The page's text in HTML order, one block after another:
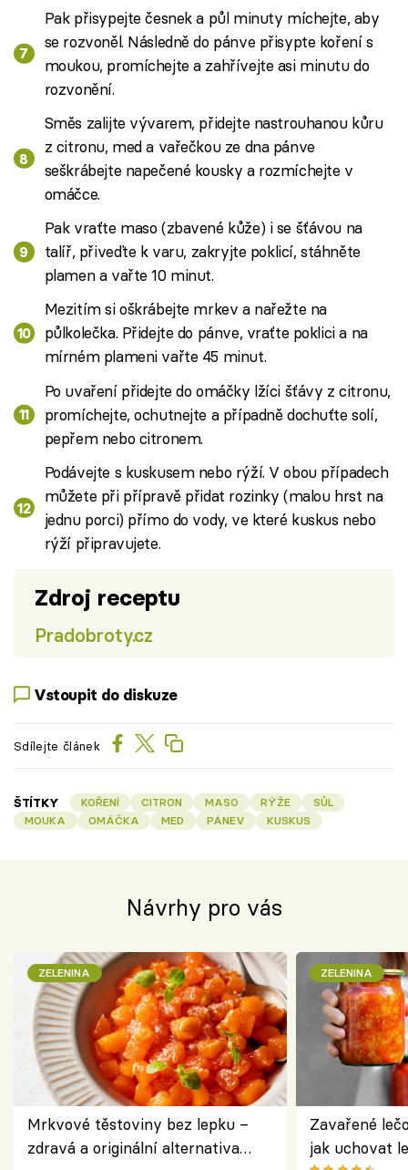
Pak přisypejte česnek a půl minuty míchejte, aby
se rozvoněl. Následně do pánve přisypte koření s
moukou, promíchejte a zahřívejte asi minutu do
rozvonění.
Směs zalijte vývarem, přidejte nastrouhanou kůru
z citronu, med a vařečkou ze dna pánve
seškrábejte napečené kousky a rozmíchejte v
omáčce.
Pak vraťte maso (zbavené kůže) i se šťávou na
talíř, přiveďte k varu, zakryjte poklicí, stáhněte
plamen a vařte 10 minut.
Mezitím si oškrábejte mrkev a nařežte na
půlkolečka. Přidejte do pánve, vraťte poklici a na
mírném plameni vařte 45 minut.
Po uvaření přidejte do omáčky lžíci šťávy z citronu,
promíchejte, ochutnejte a případně dochuťte solí,
pepřem nebo citronem.
Podávejte s kuskusem nebo rýží. V obou případech
můžete při přípravě přidat rozinky (malou hrst na
jednu porci) přímo do vody, ve které kuskus nebo
rýží připravujete.
Zdroj receptu
Pradobroty.cz
Vstoupit do diskuze
Sdílejte článek
ŠTÍTKY KOŘENÍ CITRON MASO RÝŽE
SŮL
MOUKA
OMÁČKA MED PÁNEV KUSKUS
Návrhy pro vás
ZELENINA
Mrkvové těstoviny bez lepku –
zdravá a originální alternativa
ZELENINA
Zavařené
jak uchovat